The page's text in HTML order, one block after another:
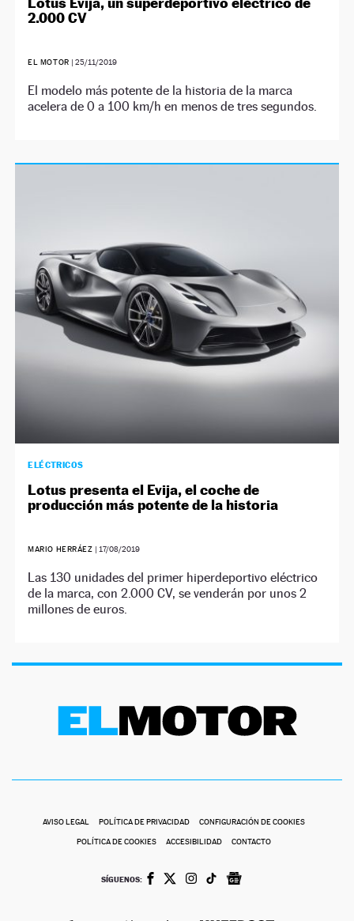
2.000 CV
EL MOTOR | 25/11/2019
El modelo más potente de la historia de la marca
acelera de 0 a 100 km/h en menos de tres segundos.
ELÉCTRICOS
Lotus presenta el Evija, el coche de
producción más potente de la historia
MARIO HERRÁEZ | 17/08/2019
Las 130 unidades del primer hiperdeportivo eléctrico
de la marca, con 2.000 CV, se venderán por unos 2
millones de euros.
AVISO LEGAL POLÍTICA DE PRIVACIDAD CONFIGURACIÓN DE COOKIES
POLÍTICA DE COOKIES ACCESIBILIDAD CONTACTO
SÍGUENOS: